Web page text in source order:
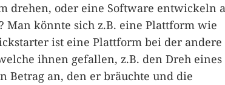
drehen, oder eine Software entwickeln
Man könnte sich z.B. eine Plattform wie
ist eine Plattform bei der andere
ihnen gefallen, z.B. den Dreh eines
Betrag an, den er bräuchte und die